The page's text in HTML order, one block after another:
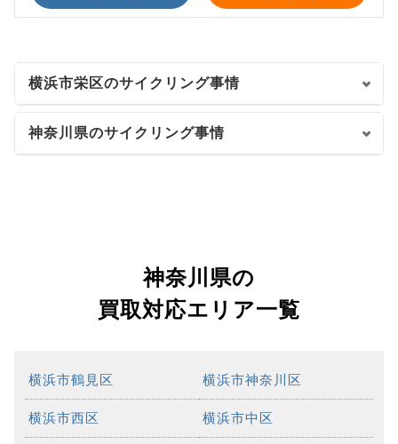
横浜市栄区のサイクリング事情
神奈川県のサイクリング事情
神奈川県の
買取対応エリア一覧
横浜市鶴見区 横浜市神奈川区
横浜市西区 横浜市中区